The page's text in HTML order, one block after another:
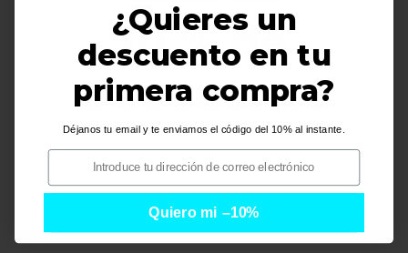
Parche Maparche
PACK MUÑEQUERA
NEGRA + LLAVERO A
JUEGO
€14,95
10 % de
Descuento
¿Quieres un
descuento en tu
primera compra?
Déjanos tu email y te enviamos el código del 10% al instante.
i
Quiero mi –10%